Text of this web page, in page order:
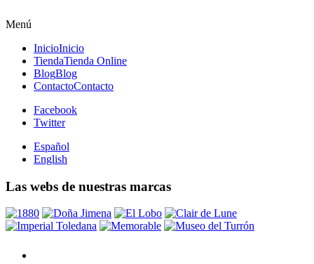
Menú
InicioInicio
TiendaTienda Online
BlogBlog
ContactoContacto
Facebook
Twitter
Español
English
Las webs de nuestras marcas